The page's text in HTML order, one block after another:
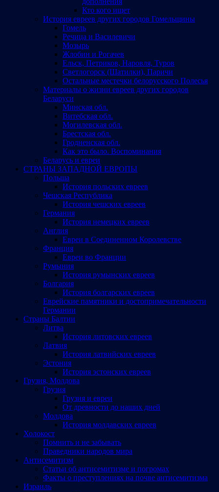
Кто кого ищет
История евреев других городов Гомельщины
Гомель
Речица и Василевичи
Мозырь
Жлобин и Рогачев
Ельск, Петриков, Наровля, Туров
Светлогорск (Шатилки), Паричи
Остальные местечки белорусского Полесья
Материалы о жизни евреев других городов
Беларуси
Минская обл.
Витебская обл.
Могилевская обл.
Брестская обл.
Гродненская обл.
Как это было. Воспоминания
Беларусь и евреи
СТРАНЫ ЗАПАДНОЙ ЕВРОПЫ
Польша
История польских евреев
Чешская Республика
История чешских евреев
Германия
История немецких евреев
Англия
Евреи в Соединенном Королевстве
Франция
Евреи во Франции
Румыния
История румынских евреев
Болгария
История болгарских евреев
Еврейские памятники и достопримечательности
Германии
Страны Балтии
Литва
История литовских евреев
Латвия
История латвийских евреев
Эстония
История эстонских евреев
Грузия, Молдова
Грузия
Грузия и евреи
От древности до наших дней
Молдова
История молдавских евреев
Холокост
Помнить и не забывать
Праведники народов мира
Антисемитизм
Статьи об антисемитизме и погромах
Факты о преступлениях на почве антисемитизма
Израиль